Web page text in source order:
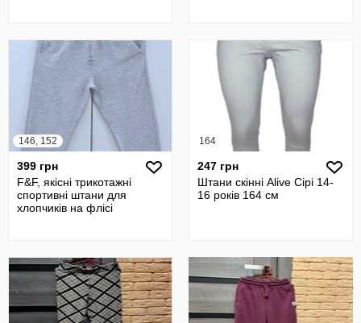
146, 152
399 грн
F&F, якісні трикотажні
спортивні штани для
хлопчиків на флісі
164
247 грн
Штани скінні Alive Cірі 14-
16 років 164 см